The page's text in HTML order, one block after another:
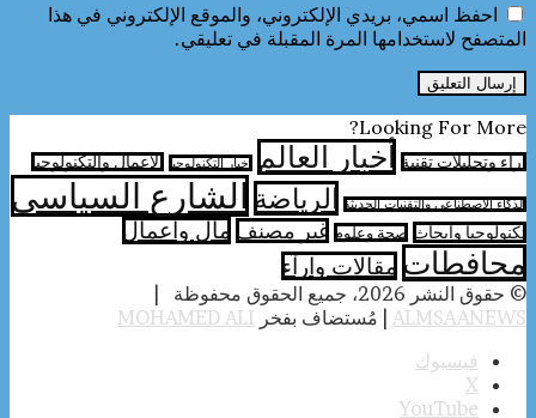
احفظ اسمي، بريدي الإلكتروني، والموقع الإلكتروني في هذا
المتصفح لاستخدامها المرة المقبلة في تعليقي.
Looking For More?
آراء وتحليلات تقنية أخبار العالم اخبار التكنولوجيا الأعمال والتكنولوجيا
الذكاء الاصطناعي والتقنيات الحديثة الرياضة الشارع السياسي
تكنولوجيا وابحاث صحة وعلوم غير مصنف مال واعمال
محافطات مقالات وارآء
© حقوق النشر 2026، جميع الحقوق محفوظة |
ALMSAANEWS | مُستضاف بفخر MOHAMED ALI
فيسبوك
‫X
‫YouTube